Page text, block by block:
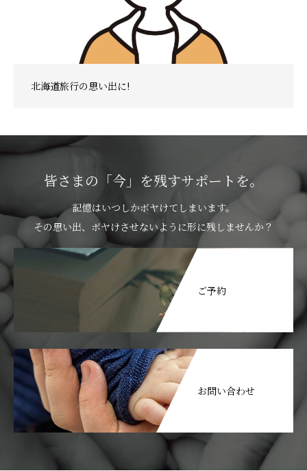
北海道旅行の思い出に!
皆さまの「今」を残すサポートを。
記憶はいつしかボヤけてしまいます。
その思い出、ボヤけさせないように形に残しませんか？
ご予約
お問い合わせ